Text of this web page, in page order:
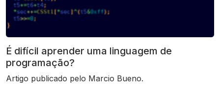
É difícil aprender uma linguagem de
programação?
Artigo publicado pelo Marcio Bueno.